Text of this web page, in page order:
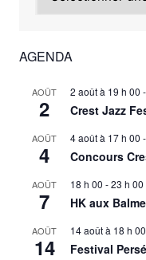
AGENDA
AOÛT
2
2 août à 19 h 00 -
Crest Jazz
AOÛT
4
4 août à 17 h 00 -
Concours
AOÛT
7
18 h 00 -23 h 00
HK aux
AOÛT
14
14 août à 18 h 00
Festival